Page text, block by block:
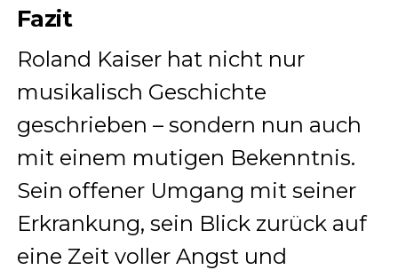
Fazit
Roland Kaiser hat nicht nur
musikalisch Geschichte
geschrieben – sondern nun auch
mit einem mutigen Bekenntnis.
Sein offener Umgang mit seiner
Erkrankung, sein Blick zurück auf
eine Zeit voller Angst und